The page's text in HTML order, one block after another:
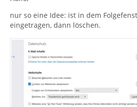
nur so eine Idee: ist in dem
eingetragen, dann löschen.